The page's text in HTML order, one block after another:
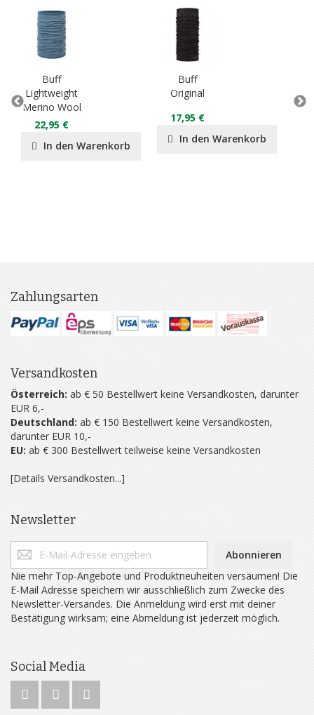
Buff
Lightweight
Merino Wool
22,95 €
In den Warenkorb
Buff
Original
17,95 €
In den Warenkorb
Zahlungsarten
Versandkosten
Österreich: ab € 50 Bestellwert keine Versandkosten, darunter
EUR 6,-
Deutschland: ab € 150 Bestellwert keine Versandkosten,
darunter EUR 10,-
EU: ab € 300 Bestellwert teilweise keine Versandkosten
[Details Versandkosten...]
Newsletter
Abonnieren
Nie mehr Top-Angebote und Produktneuheiten versäumen! Die
E-Mail Adresse speichern wir ausschließlich zum Zwecke des
Newsletter-Versandes. Die Anmeldung wird erst mit deiner
Bestätigung wirksam; eine Abmeldung ist jederzeit möglich.
Social Media